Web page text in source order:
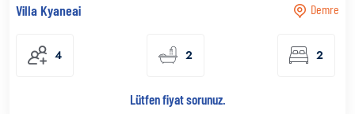
Demre
Villa Kyaneai
4 2 2
Lütfen fiyat sorunuz.